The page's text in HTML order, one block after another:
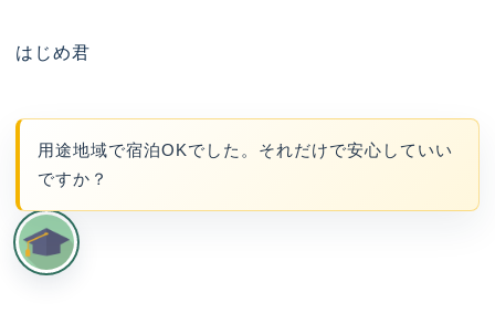
はじめ君
用途地域で宿泊OKでした。それだけで安心していい
ですか？